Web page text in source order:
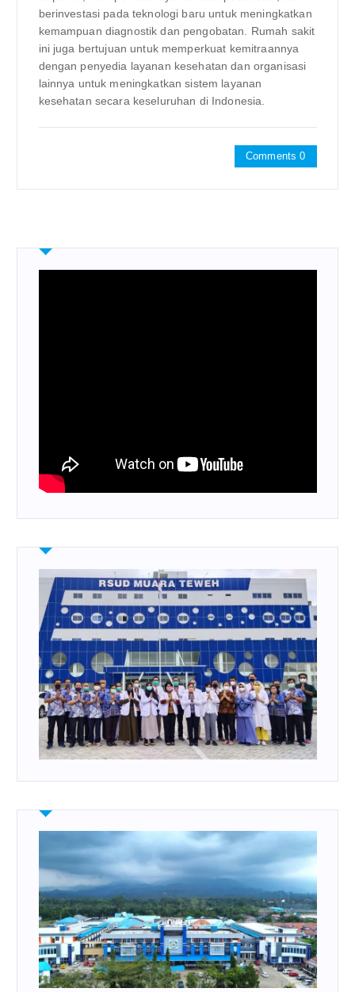
berinvestasi pada teknologi baru untuk meningkatkan
kemampuan diagnostik dan pengobatan. Rumah sakit
ini juga bertujuan untuk memperkuat kemitraannya
dengan penyedia layanan kesehatan dan organisasi
lainnya untuk meningkatkan sistem layanan
kesehatan secara keseluruhan di Indonesia.
Comments 0